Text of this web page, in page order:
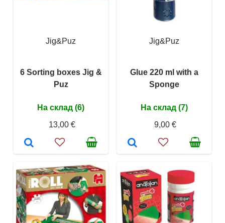
Jig&Puz
6 Sorting boxes Jig &
Puz
На склад (6)
13,00 €
Jig&Puz
Glue 220 ml with a
Sponge
На склад (7)
9,00 €